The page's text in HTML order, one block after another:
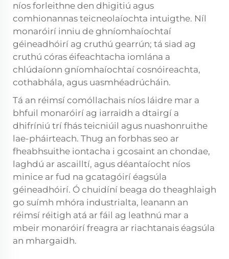
níos forleithne den dhigitiú agus
comhionannas teicneolaíochta intuigthe. Níl
monaróirí inniu de ghníomhaíochtaí
géineadhóirí ag cruthú gearrún; tá siad ag
cruthú córas éifeachtacha iomlána a
chlúdaíonn gníomhaíochtaí cosnóireachta,
cothabhála, agus uasmhéadrúcháin.
Tá an réimsí comóllachais níos láidre mar a
bhfuil monaróirí ag iarraidh a dtairgí a
dhifríniú trí fhás teicniúil agus nuashonruithe
lae-pháirteach. Thug an forbhas seo ar
fheabhsuithe iontacha i gcosaint an chondae,
laghdú ar ascailltí, agus déantaíocht níos
minice ar fud na gcatagóirí éagsúla
géineadhóirí. Ó chuidíní beaga do theaghlaigh
go suímh mhóra industrialta, leanann an
réimsí réitigh atá ar fáil ag leathnú mar a
mbeir monaróirí freagra ar riachtanais éagsúla
an mhargaidh.